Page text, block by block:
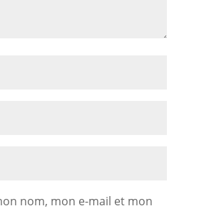
nom, mon e-mail et mon